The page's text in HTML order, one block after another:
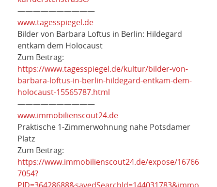
——————————
www.tagesspiegel.de
Bilder von Barbara Loftus in Berlin: Hildegard
entkam dem Holocaust
Zum Beitrag:
https://www.tagesspiegel.de/kultur/bilder-von-
barbara-loftus-in-berlin-hildegard-entkam-dem-
holocaust-15565787.html
——————————
www.immobilienscout24.de
Praktische 1-Zimmerwohnung nahe Potsdamer
Platz
Zum Beitrag:
https://www.immobilienscout24.de/expose/16766
7054?